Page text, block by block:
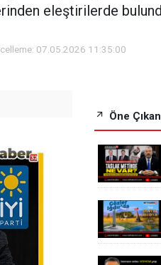
eleştirilerde
07.05.2026 11:35:00
Öne